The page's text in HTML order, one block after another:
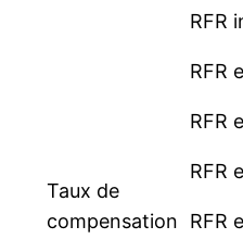
Taux de
compensation
RFR
RFR
RFR
RFR
RFR